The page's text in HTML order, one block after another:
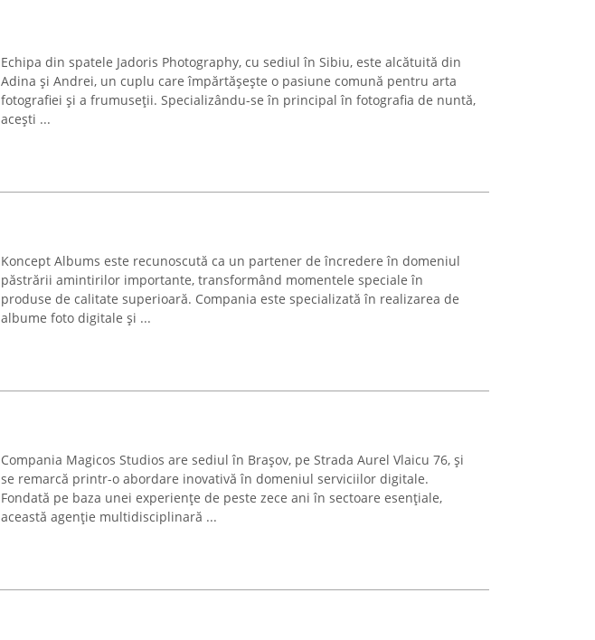
Echipa din spatele Jadoris Photography, cu sediul în Sibiu, este alcătuită din
Adina și Andrei, un cuplu care împărtășește o pasiune comună pentru arta
fotografiei și a frumuseții. Specializându-se în principal în fotografia de nuntă,
acești ...
Koncept Albums este recunoscută ca un partener de încredere în domeniul
păstrării amintirilor importante, transformând momentele speciale în
produse de calitate superioară. Compania este specializată în realizarea de
albume foto digitale și ...
Compania Magicos Studios are sediul în Brașov, pe Strada Aurel Vlaicu 76, și
se remarcă printr-o abordare inovativă în domeniul serviciilor digitale.
Fondată pe baza unei experiențe de peste zece ani în sectoare esențiale,
această agenție multidisciplinară ...